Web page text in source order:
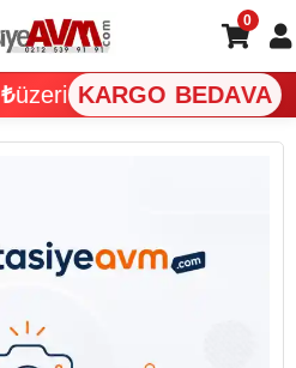
üzeri KARGO BEDAVA
0